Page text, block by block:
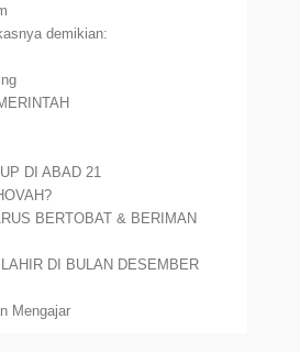
demikian:
DI ABAD 21
BERTOBAT & BERIMAN
DI BULAN DESEMBER
Mengajar